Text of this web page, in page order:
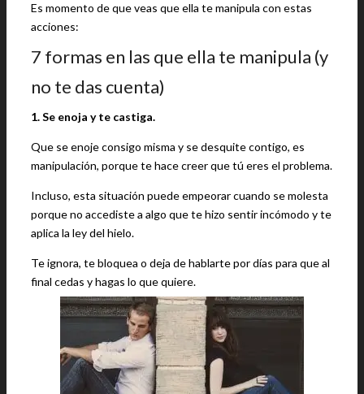
Es momento de que veas que ella te manipula con estas
acciones:
7 formas en las que ella te manipula (y
no te das cuenta)
1. Se enoja y te castiga.
Que se enoje consigo misma y se desquite contigo, es
manipulación, porque te hace creer que tú eres el problema.
Incluso, esta situación puede empeorar cuando se molesta
porque no accediste a algo que te hizo sentir incómodo y te
aplica la ley del hielo.
Te ignora, te bloquea o deja de hablarte por días para que al
final cedas y hagas lo que quiere.